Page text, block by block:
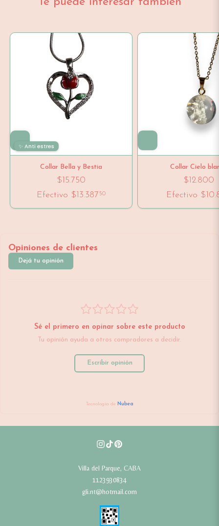
✨ Anti estres
Collar Bella y Bestia
$15.750
Efectivo $13.387 50
Collar Cielo
$12.800
Efectivo
Opiniones de clientes
Dejá tu opinión
Sé el primero en opinar sobre este producto
Tu opinión ayuda a otros compradores a decidir.
Escribir opinión
Tecnología de Nubea
Villa del Parque, CABA
1123930834
gli.nt@hotmail.com